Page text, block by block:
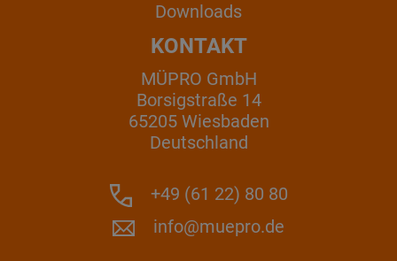
Downloads
KONTAKT
MÜPRO GmbH
Borsigstraße 14
65205 Wiesbaden
Deutschland
+49 (61 22) 80 80
info@muepro.de